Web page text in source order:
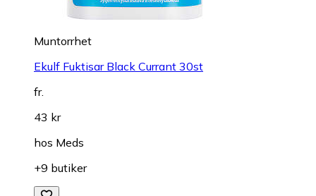
Muntorrhet
Ekulf Fuktisar Black Currant 30st
fr.
43 kr
hos Meds
+9 butiker